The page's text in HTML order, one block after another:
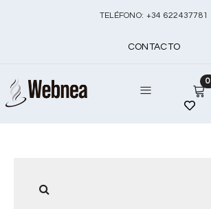
TELÉFONO: +34 622437781
CONTACTO
0